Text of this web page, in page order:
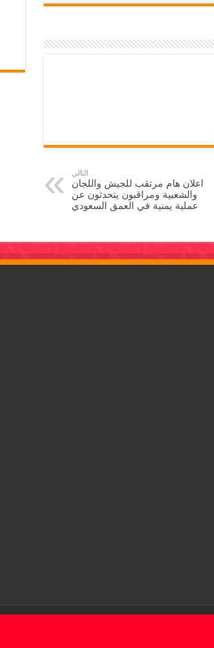
التالي
اعلان هام مرتقب للجيش واللجان
والشعبية ومراقبون يتحدثون عن
عملية يمنية في العمق السعودي